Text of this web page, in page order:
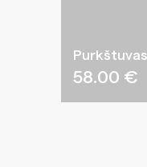
58.00 €